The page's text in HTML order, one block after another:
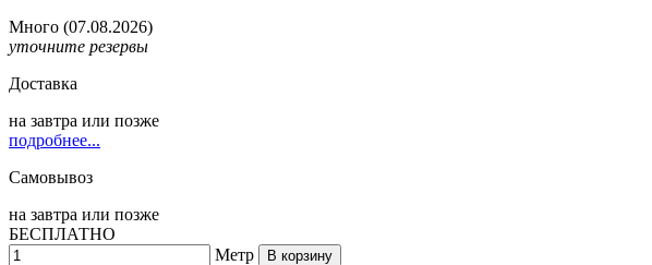
Много (07.08.2026)
уточните резервы
Доставка
на завтра или позже
подробнее...
Самовывоз
на завтра или позже
БЕСПЛАТНО
Метр
В корзину